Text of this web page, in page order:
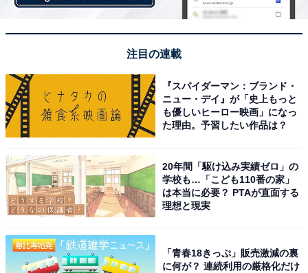
続いて、2006～2019年に放送のドラマ『時効警察』シリ
ーズ（テレビ朝日系）。「時効成立した事件を趣味で捜
査」する総武署時効管理課の警察官・霧山の活躍を描い
たコミディミステリーです。オダギリジョーさん演じる
主人公・霧山修一朗と、麻生久美子さん演じる助手・三
日月しずかの掛け合いがクセになると話題になりまし
注目の連載
『スパイダーマン：ブランド・
ニュー・デイ』が「史上もっと
も優しいヒーロー映画」になっ
た理由。予習したい作品は？
20年間「駆け込み実績ゼロ」の
学校も…「こども110番の家」
は本当に必要？ PTAが直面する
理想と現実
「青春18きっぷ」販売激減の裏
に何が？ 連続利用の厳格化だけ